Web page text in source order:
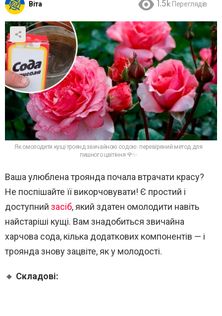
Віта 1.5k Переглядів
Як омолодити кущі троянд звичайною содою: перевірений метод для
пишного цвітіння 🌹✨
Ваша улюблена троянда почала втрачати красу?
Не поспішайте її викорчовувати! Є простий і
доступний засіб, який здатен омолодити навіть
найстаріші кущі. Вам знадобиться звичайна
харчова сода, кілька додаткових компонентів — і
троянда знову зацвіте, як у молодості.
🔸 Складові: